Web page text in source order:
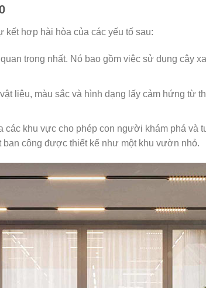
hợp hài hòa của các yếu tố sau:
trọng nhất. Nó bao gồm việc sử dụng cây
liệu, màu sắc và hình dạng lấy cảm hứng từ
các khu vực cho phép con người khám phá
công được thiết kế như một khu vườn nhỏ.